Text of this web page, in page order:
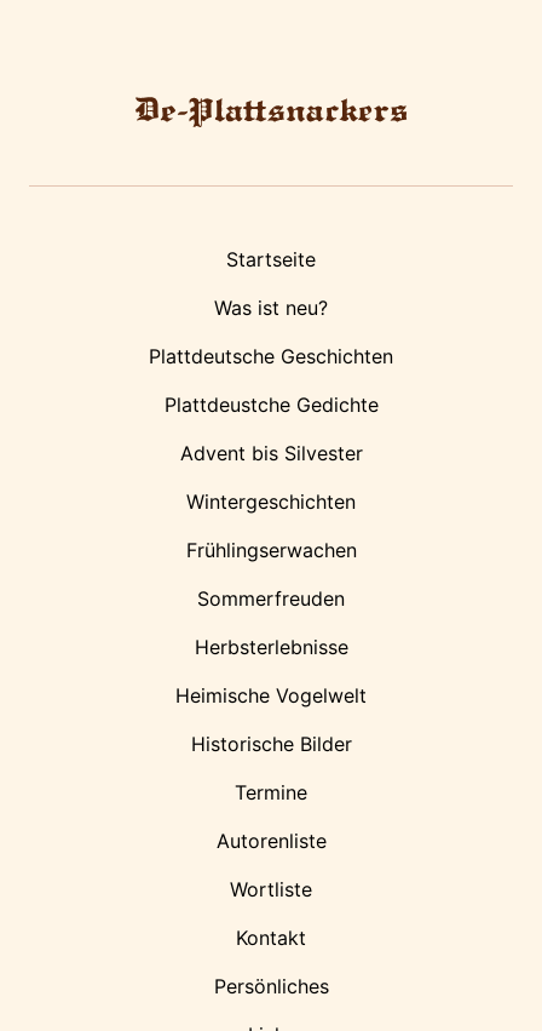
Startseite
Was ist neu?
Plattdeutsche Geschichten
Plattdeustche Gedichte
Advent bis Silvester
Wintergeschichten
Frühlingserwachen
Sommerfreuden
Herbsterlebnisse
Heimische Vogelwelt
Historische Bilder
Termine
Autorenliste
Wortliste
Kontakt
Persönliches